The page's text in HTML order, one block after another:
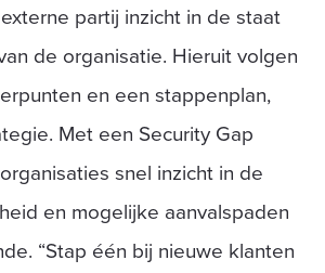
partij inzicht in de staat
de organisatie. Hieruit volgen
en een stappenplan,
Met een Security Gap
snel inzicht in de
en mogelijke aanvalspaden
“Stap één bij nieuwe klanten